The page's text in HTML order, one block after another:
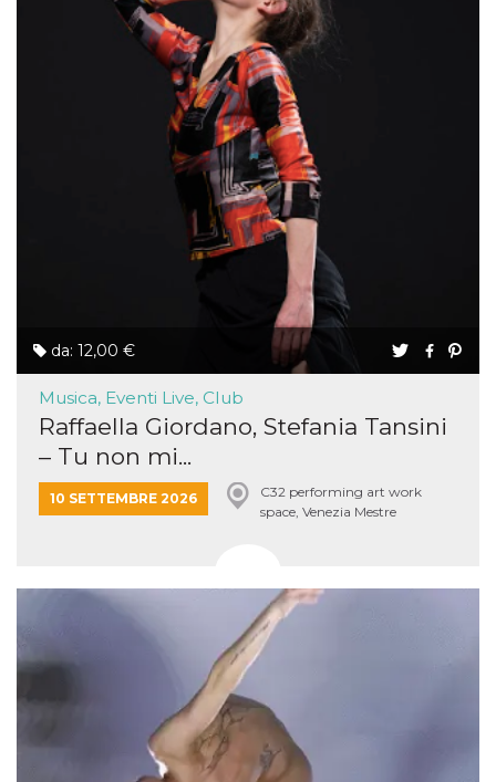
da: 12,00 €
Musica, Eventi Live, Club
Raffaella Giordano, Stefania Tansini
– Tu non mi...
10 SETTEMBRE 2026
C32 performing art work
space, Venezia Mestre